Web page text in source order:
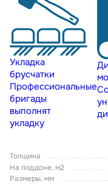
Укладка
брусчатки
Профессиональные
бригады
выполнят
укладку
Толщина
На поддоне, м2
Размеры, мм